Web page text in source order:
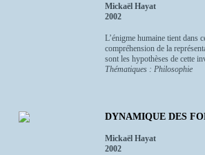
Mickaël Hayat
2002
L’énigme humaine tient dans
compréhension de la
sont les hypothèses de cette
Thématiques : Philosophie
DYNAMIQUE DES
Mickaël Hayat
2002